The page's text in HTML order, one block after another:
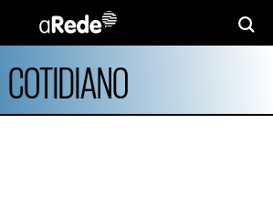
COTIDIANO